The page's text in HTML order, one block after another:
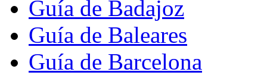
Guía de Badajoz
Guía de Baleares
Guía de Barcelona